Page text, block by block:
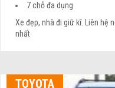
7 chỗ đa dụng
Xe đẹp, nhà đi giữ kĩ. Liên hệ
nhất
TOYOTA